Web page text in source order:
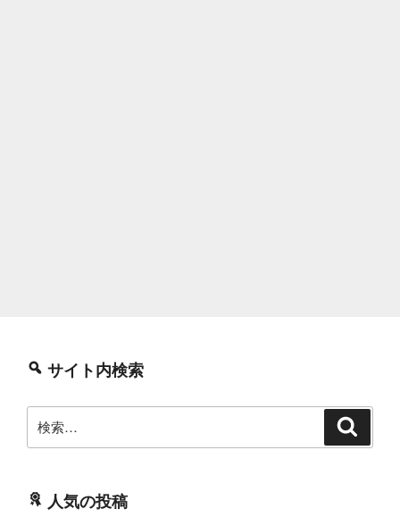
サイト内検索
索:
人気の投稿